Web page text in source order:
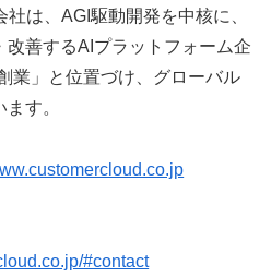
は、AGI駆動開発を中核に、
善するAIプラットフォーム企
業」と位置づけ、グローバル
す。
#contact